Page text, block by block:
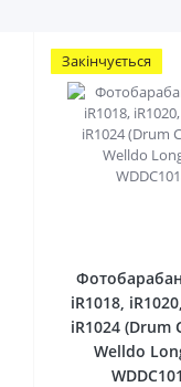
Закінчується
iR1018,
iR1024 (Drum
Welldo